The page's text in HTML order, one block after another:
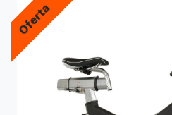
Oferta